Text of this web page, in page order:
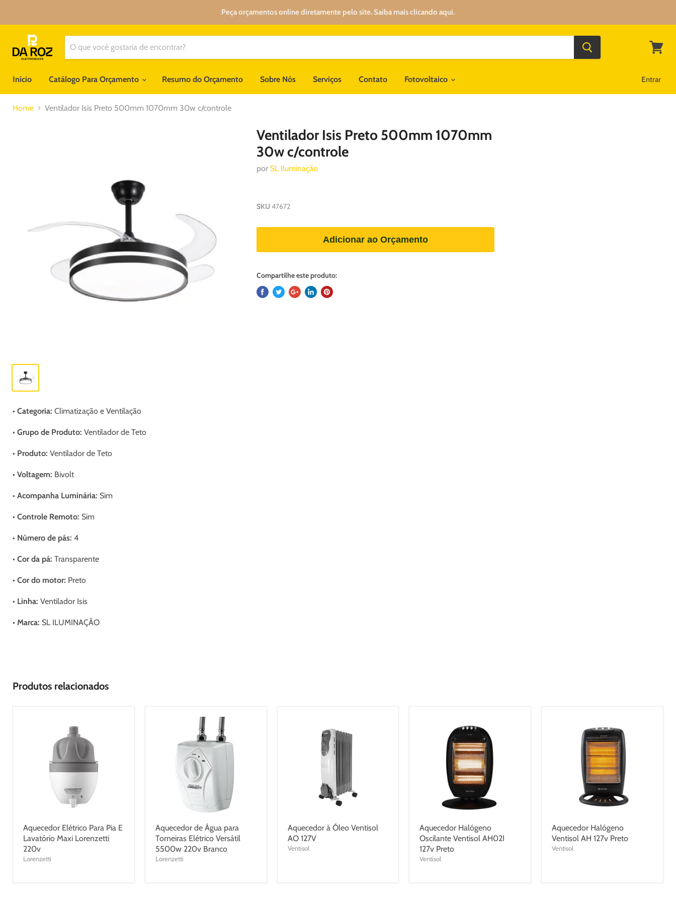
Peça orçamentos online diretamente pelo site. Saiba mais clicando aqui.
Início
Catálogo Para Orçamento Resumo do Orçamento Sobre Nós Serviços Contato Fotovoltaico Entrar
Home Ventilador Isis Preto 500mm 1070mm 30w c/controle
Ventilador Isis Preto 500mm 1070mm
30w c/controle
por SL Iluminação
SKU 47672
Adicionar ao Orçamento
Compartilhe este produto:
• Categoria: Climatização e Ventilação
• Grupo de Produto: Ventilador de Teto
• Produto: Ventilador de Teto
• Voltagem: Bivolt
• Acompanha Luminária: Sim
• Controle Remoto: Sim
• Número de pás: 4
• Cor da pá: Transparente
• Cor do motor: Preto
• Linha: Ventilador Isis
• Marca: SL ILUMINAÇÃO
Produtos relacionados
Aquecedor Elétrico Para Pia E
Lavatório Maxi Lorenzetti
220v
Lorenzetti
Aquecedor de Água para
Torneiras Elétrico Versátil
5500w 220v Branco
Lorenzetti
Aquecedor à Óleo Ventisol
AO 127V
Ventisol
Aquecedor Halógeno
Oscilante Ventisol AH02I
127v Preto
Ventisol
Aquecedor Halógeno
Ventisol AH 127v Preto
Ventisol